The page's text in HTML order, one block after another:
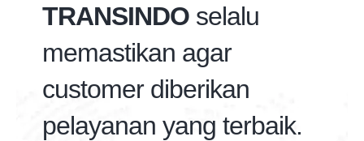
TRANSINDO selalu
memastikan agar
customer diberikan
pelayanan yang terbaik.